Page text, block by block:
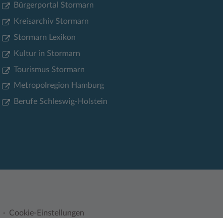
Bürgerportal Stormarn
Kreisarchiv Stormarn
Stormarn Lexikon
Kultur in Stormarn
Tourismus Stormarn
Metropolregion Hamburg
Berufe Schleswig-Holstein
Cookie-Einstellungen